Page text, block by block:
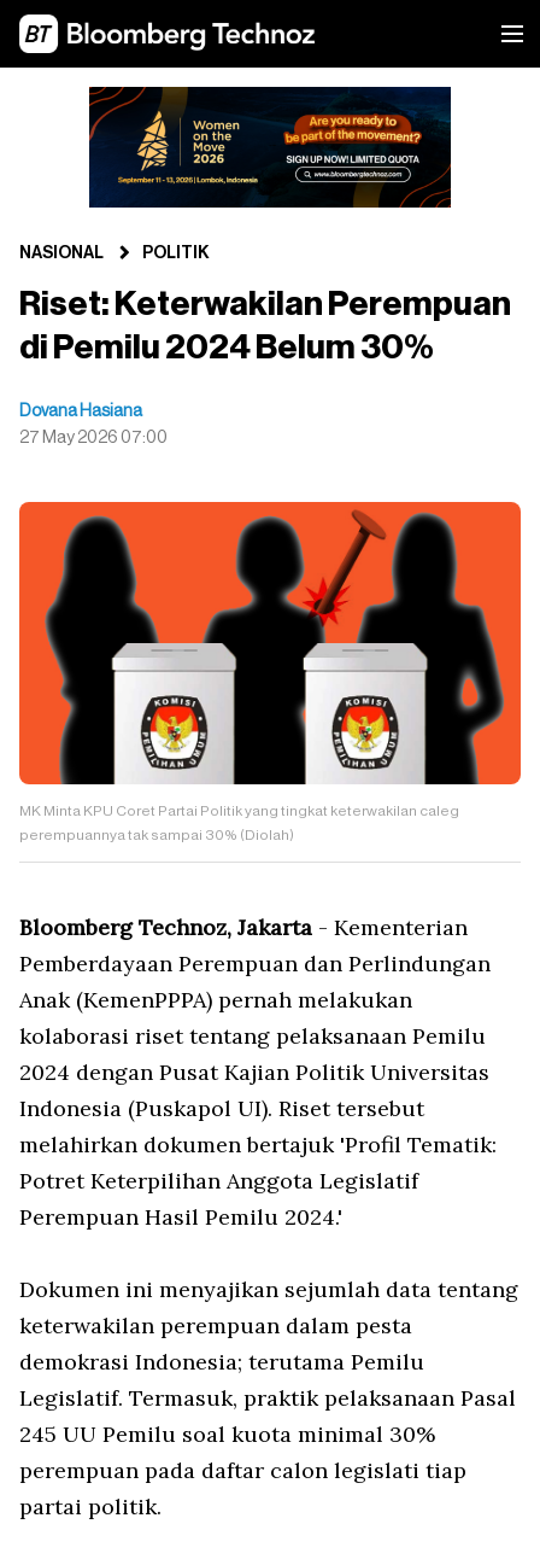
NASIONAL POLITIK
Riset: Keterwakilan Perempuan
di Pemilu 2024 Belum 30%
Dovana Hasiana
27 May 2026 07:00
MK Minta KPU Coret Partai Politik yang tingkat keterwakilan caleg
perempuannya tak sampai 30% (Diolah)
Bloomberg Technoz, Jakarta - Kementerian
Pemberdayaan Perempuan dan Perlindungan
Anak (KemenPPPA) pernah melakukan
kolaborasi riset tentang pelaksanaan Pemilu
2024 dengan Pusat Kajian Politik Universitas
Indonesia (Puskapol UI). Riset tersebut
melahirkan dokumen bertajuk 'Profil Tematik:
Potret Keterpilihan Anggota Legislatif
Perempuan Hasil Pemilu 2024.'
Dokumen ini menyajikan sejumlah data tentang
keterwakilan perempuan dalam pesta
demokrasi Indonesia; terutama Pemilu
Legislatif. Termasuk, praktik pelaksanaan Pasal
245 UU Pemilu soal kuota minimal 30%
perempuan pada daftar calon legislati tiap
partai politik.